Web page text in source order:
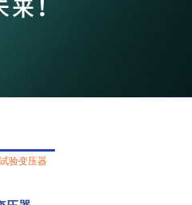
验变压器